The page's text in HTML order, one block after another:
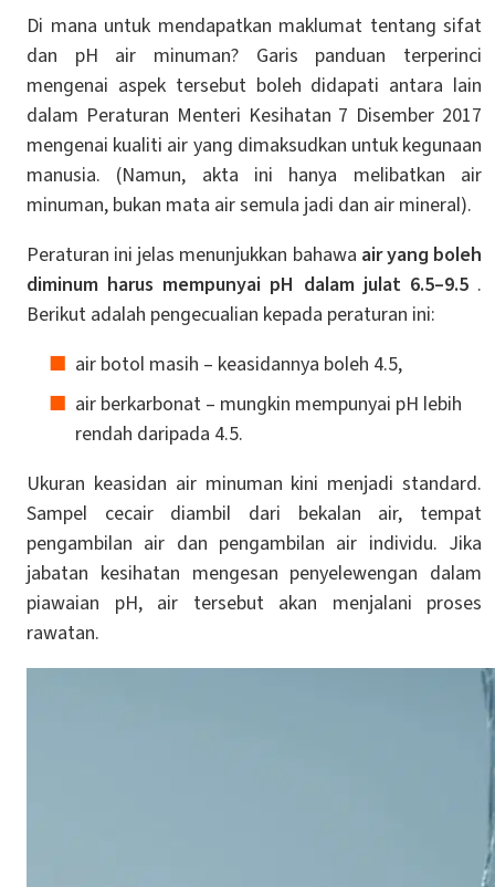
Di mana untuk mendapatkan maklumat tentang sifat
dan pH air minuman? Garis panduan terperinci
mengenai aspek tersebut boleh didapati antara lain
dalam Peraturan Menteri Kesihatan 7 Disember 2017
mengenai kualiti air yang dimaksudkan untuk kegunaan
manusia. (Namun, akta ini hanya melibatkan air
minuman, bukan mata air semula jadi dan air mineral).
Peraturan ini jelas menunjukkan bahawa air yang boleh
diminum harus mempunyai pH dalam julat 6.5–9.5 .
Berikut adalah pengecualian kepada peraturan ini:
air botol masih – keasidannya boleh 4.5,
air berkarbonat – mungkin mempunyai pH lebih
rendah daripada 4.5.
Ukuran keasidan air minuman kini menjadi standard.
Sampel cecair diambil dari bekalan air, tempat
pengambilan air dan pengambilan air individu. Jika
jabatan kesihatan mengesan penyelewengan dalam
piawaian pH, air tersebut akan menjalani proses
rawatan.